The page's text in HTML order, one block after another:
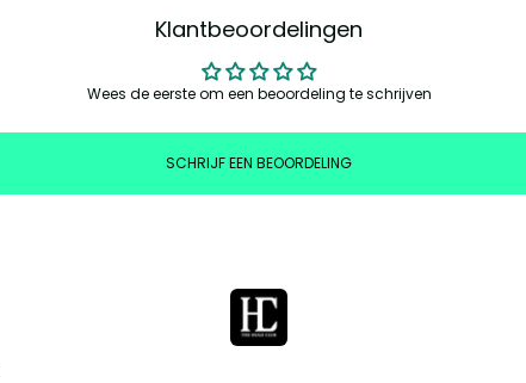
Klantbeoordelingen
Wees de eerste om een beoordeling te schrijven
SCHRIJF EEN BEOORDELING